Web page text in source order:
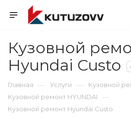
Кузовной
Hyundai Custo
Главная — Услуги — Кузовной
Кузовной ремонт HYUNDAI —
Кузовной ремонт Hyundai Custo